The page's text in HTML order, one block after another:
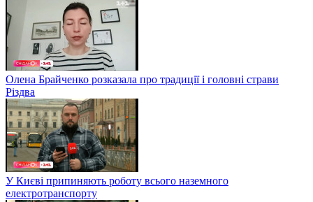
Олена Брайченко розказала про традиції і головні страви
Різдва
У Києві припиняють роботу всього наземного
електротранспорту